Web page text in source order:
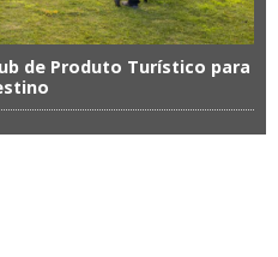
de Produto Turístico para